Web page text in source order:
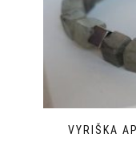
VYRIŠKA